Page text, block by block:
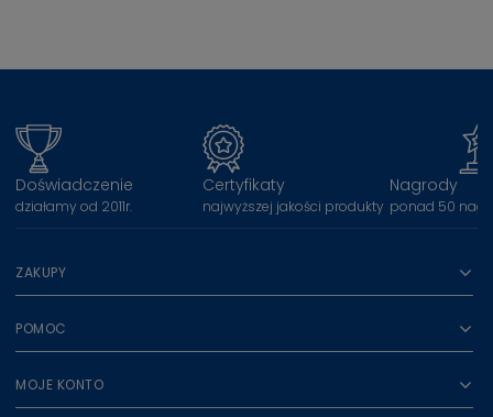
Doświadczenie
działamy od 2011r.
Certyfikaty
najwyższej jakości produkty
Nagrody
ponad 50
ZAKUPY
POMOC
MOJE KONTO